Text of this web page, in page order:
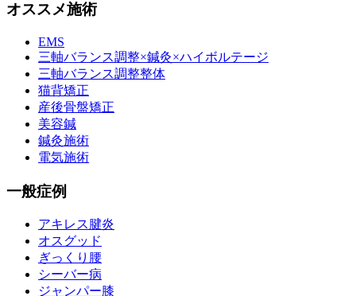
オススメ施術
EMS
三軸バランス調整×鍼灸×ハイボルテージ
三軸バランス調整整体
猫背矯正
産後骨盤矯正
美容鍼
鍼灸施術
電気施術
一般症例
アキレス腱炎
オスグッド
ぎっくり腰
シーバー病
ジャンパー膝